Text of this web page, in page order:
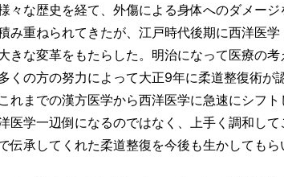
々な歴史を経て、外傷による身体へのダメージ
み重ねられてきたが、江戸時代後期に西洋医学
きな変革をもたらした。明治になって医療の考
くの方の努力によって大正9年に柔道整復術が
れまでの漢方医学から西洋医学に急速にシフト
医学一辺倒になるのではなく、上手く調和して
伝承してくれた柔道整復を今後も生かしてもら